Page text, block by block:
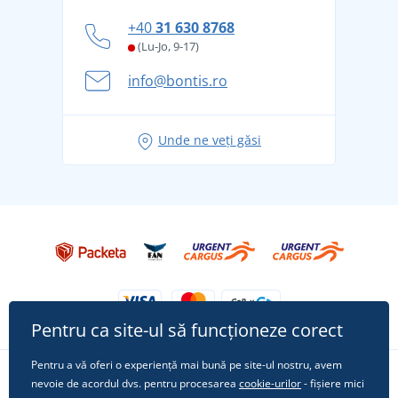
și în siguranță
Aventura de vară începe cu bagajul - pregătiți-vă
pentru vacanță fără griji
Tricoul preferat City în rol principal: ținute pentru
+4031 630 8768
(Lu-Jo, 9-17)
info@bontis.ro
Unde ne veți găsi
Urmărește-ne pe rețelele sociale
Pentru ca site-ul să funcționeze corect
Pentru a vă oferi o experiență mai bună pe site-ul nostru, avem
nevoie de acordul dvs. pentru procesarea cookie-urilor- fișiere mici